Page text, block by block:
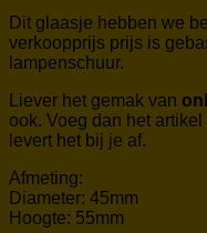
Dit glaasje hebben we
verkoopprijs prijs is
lampenschuur.
Liever het gemak van
ook. Voeg dan het
levert het bij je af.
Afmeting:
Diameter: 45mm
Hoogte: 55mm